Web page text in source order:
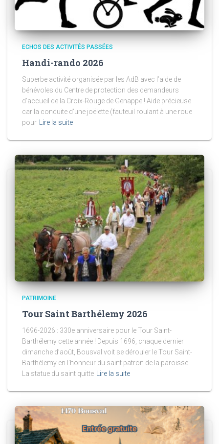
ECHOS DES ACTIVITÉS PASSÉES
Handi-rando 2026
Superbe activité organisée par les AdB avec l’aide de
bénévoles du Centre de protection des demandeurs
d’accueil de la Croix-Rouge de Genappe ! Aide précieuse
car la conduite d’une joëlette (fauteuil roulant à une roue
pour
Lire la suite
PATRIMOINE
Tour Saint Barthélemy 2026
1696-2026 : 330e anniversaire pour le Tour Saint-
Barthélemy cette année ! Depuis 1696, chaque dernier
dimanche d’août, Bousval voit se dérouler le Tour Saint-
Barthélemy en l’honneur du saint patron de la paroisse.
La statue du saint quitte Lire la suite